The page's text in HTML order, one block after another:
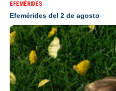
EFEMÉRIDES
Efemérides del 2 de agosto